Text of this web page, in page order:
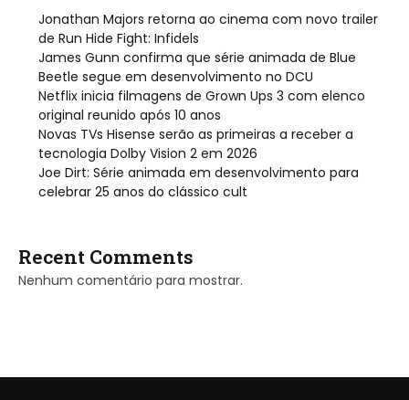
Jonathan Majors retorna ao cinema com novo trailer
de Run Hide Fight: Infidels
James Gunn confirma que série animada de Blue
Beetle segue em desenvolvimento no DCU
Netflix inicia filmagens de Grown Ups 3 com elenco
original reunido após 10 anos
Novas TVs Hisense serão as primeiras a receber a
tecnologia Dolby Vision 2 em 2026
Joe Dirt: Série animada em desenvolvimento para
celebrar 25 anos do clássico cult
Recent Comments
Nenhum comentário para mostrar.